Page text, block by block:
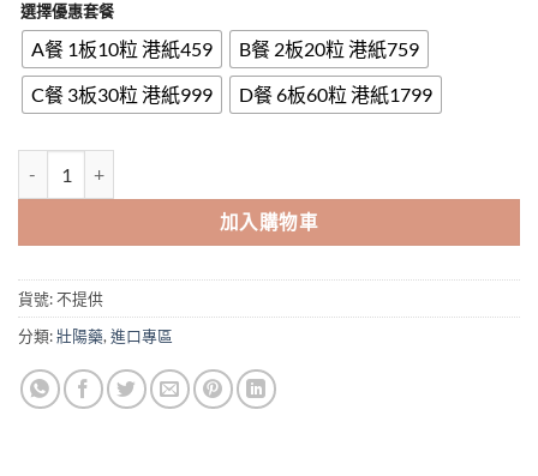
$459.00
through
$1,799.00
選擇優惠套餐
A餐 1板10粒 港紙459
B餐 2板20粒 港紙759
C餐 3板30粒 港紙999
D餐 6板60粒 港紙1799
加入購物車
貨號:不提供
分類:壯陽藥,進口專區